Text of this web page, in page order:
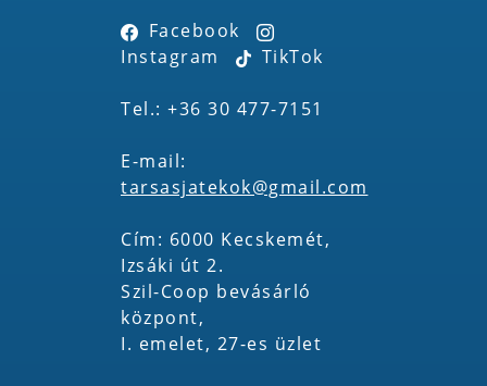
Facebook
Instagram
TikTok
Tel.: +36 30 477-7151
E-mail:
tarsasjatekok@gmail.com
Cím: 6000 Kecskemét,
Izsáki út 2.
Szil-Coop bevásárló
központ,
I. emelet, 27-es üzlet